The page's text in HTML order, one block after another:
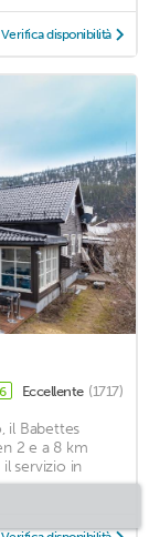
Verifica disponibilità
Eccellente (1717)
il Babettes
2 e a 8 km
servizio in